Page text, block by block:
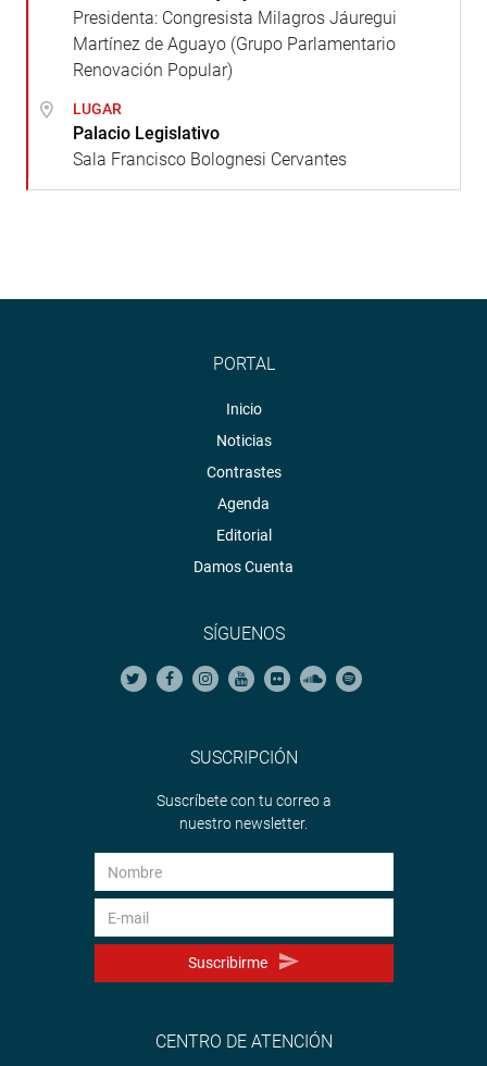
Presidenta: Congresista Milagros Jáuregui
Martínez de Aguayo (Grupo Parlamentario
Renovación Popular)
LUGAR
Palacio Legislativo
Sala Francisco Bolognesi Cervantes
PORTAL
Inicio
Noticias
Contrastes
Agenda
Editorial
Damos Cuenta
SÍGUENOS
SUSCRIPCIÓN
Suscríbete con tu correo a
nuestro newsletter.
Suscribirme
CENTRO DE ATENCIÓN